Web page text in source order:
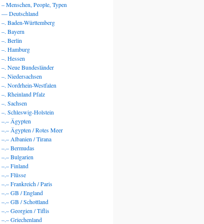
– Menschen, People, Typen
— Deutschland
–. Baden-Württemberg
–. Bayern
–. Berlin
–. Hamburg
–. Hessen
–. Neue Bundesländer
–. Niedersachsen
–. Nordrhein-Westfalen
–. Rheinland Pfalz
–. Sachsen
–. Schleswig-Holstein
–.– Ägypten
–.– Ägypten / Rotes Meer
–.– Albanien / Tirana
–.– Bermudas
–.– Bulgarien
–.– Finland
–.– Flüsse
–.– Frankreich / Paris
–.– GB / England
–.– GB / Schottland
–.– Georgien / Tiflis
–.– Griechenland